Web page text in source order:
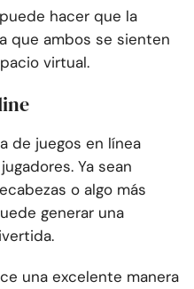
hacer que la
que ambos se sienten
virtual.
de juegos en línea
Ya sean
o algo más
generar una
una excelente manera